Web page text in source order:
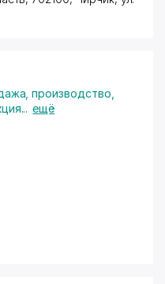
производство
... ещё